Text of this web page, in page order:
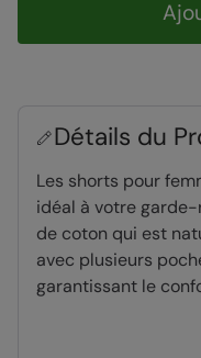
Détails du
Les shorts pour
idéal à votre garde-
de coton qui est
avec plusieurs
garantissant le